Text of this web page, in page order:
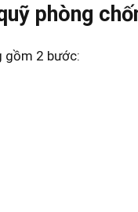
phòng
gồm 2 bước: